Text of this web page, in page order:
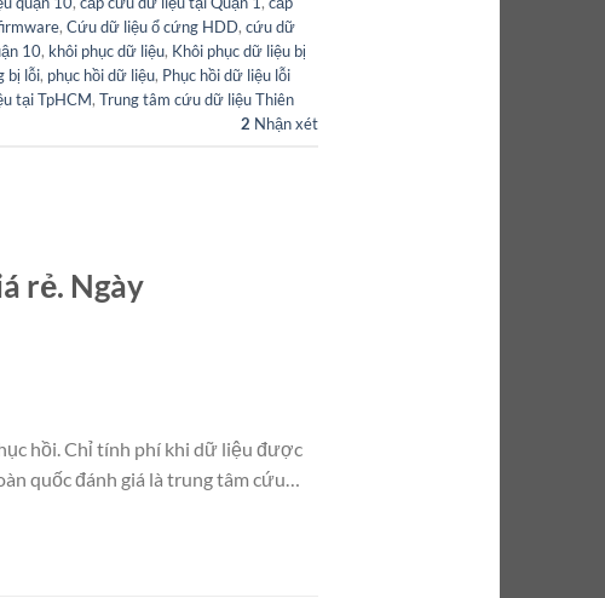
, Cứu dữ liệu ổ cứng HDD, cứu dữ
10, khôi phục dữ liệu, Khôi phục dữ liệu bị
bị lỗi, phục hồi dữ liệu, Phục hồi dữ liệu lỗi
tại TpHCM, Trung tâm cứu dữ liệu Thiên
2 Nhận xét
rẻ. Ngày
hồi. Chỉ tính phí khi dữ liệu được
quốc đánh giá là trung tâm cứu…